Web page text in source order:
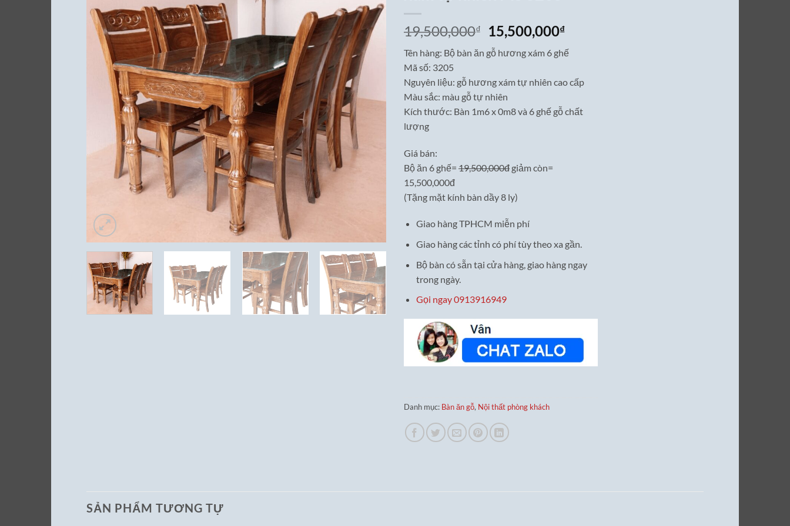
19,500,000₫
Giá
gốc
là:
15,500,000₫Giá
tại
15,500,000₫.
Tên hàng: Bộ bàn ăn gỗ hương xám 6 ghế
Mã số: 3205
Nguyên liệu: gỗ hương xám tự nhiên cao cấp
Màu sắc: màu gỗ tự nhiên
Kích thước: Bàn 1m6 x 0m8 và 6 ghế gỗ chất
lượng
Giá bán:
Bộ ăn 6 ghế= 19,500,000đ giảm còn=
15,500,000đ
(Tặng mặt kính bàn dầy 8 ly)
Giao hàng TPHCM miễn phí
Giao hàng các tỉnh có phí tùy theo xa gần.
Bộ bàn có sẵn tại cửa hàng, giao hàng ngay
trong ngày.
Gọi ngay 0913916949
Danh mục: Bàn ăn gỗ, Nội thất phòng khách
SẢN PHẨM TƯƠNG TỰ